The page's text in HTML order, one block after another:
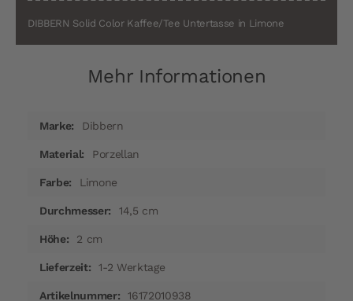
DIBBERN Solid Color Kaffee/Tee Untertasse in Limone
Mehr Informationen
InformationenDibbern
Porzellan
Limone
14,5 cm
2 cm
1-2 Werktage
16172010938